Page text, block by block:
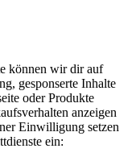
können wir dir auf
gesponserte Inhalte
oder Produkte
anzeigen
Einwilligung setzen
ein: